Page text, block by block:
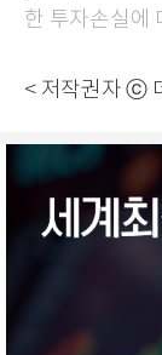
한 투자손실에
< 저작권자 ⓒ